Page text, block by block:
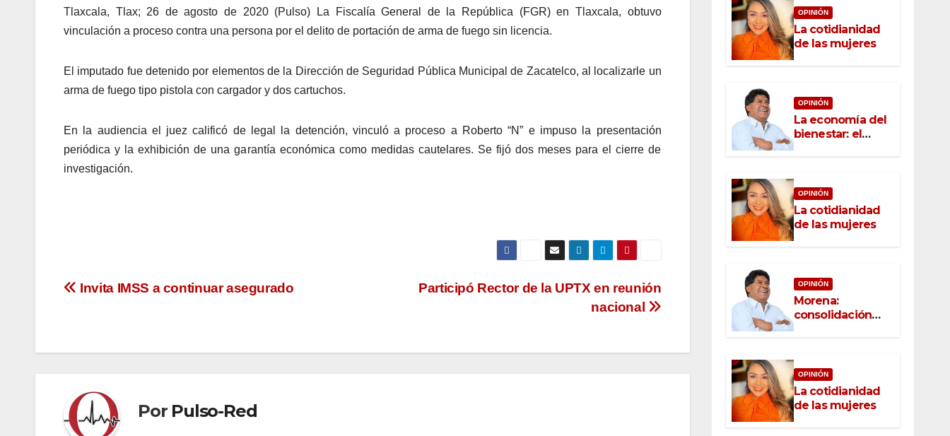
Tlaxcala, Tlax; 26 de agosto de 2020 (Pulso) La Fiscalía General de la República (FGR) en Tlaxcala, obtuvo
vinculación a proceso contra una persona por el delito de portación de arma de fuego sin licencia.
El imputado fue detenido por elementos de la Dirección de Seguridad Pública Municipal de Zacatelco, al localizarle un
arma de fuego tipo pistola con cargador y dos cartuchos.
En la audiencia el juez calificó de legal la detención, vinculó a proceso a Roberto “N” e impuso la presentación
periódica y la exhibición de una garantía económica como medidas cautelares. Se fijó dos meses para el cierre de
investigación.
Navegación
entradas
Participó Rector de la UPTX en reunión
nacional
Invita IMSS a continuar asegurado
Por Pulso-Red
OPINIÓN
La cotidianidad
de las mujeres
OPINIÓN
La economía del
bienestar: el
nuevo rostro del
OPINIÓN
La cotidianidad
de las mujeres
OPINIÓN
Morena:
consolidación
con raíz, rumbo
OPINIÓN
La cotidianidad
de las mujeres